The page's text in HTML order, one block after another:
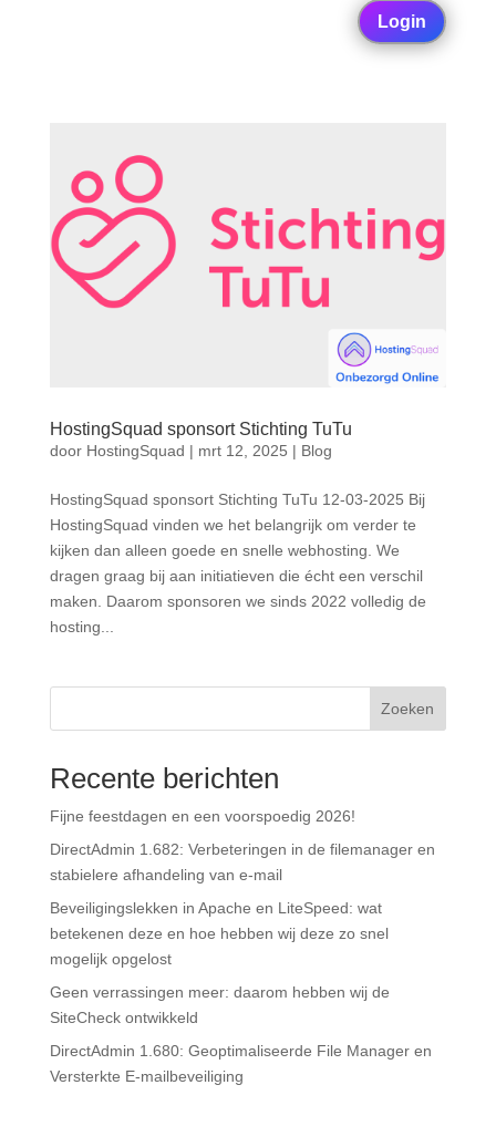
Login
HostingSquad sponsort Stichting TuTu
door HostingSquad | mrt 12, 2025 | Blog
HostingSquad sponsort Stichting TuTu 12-03-2025 Bij
HostingSquad vinden we het belangrijk om verder te
kijken dan alleen goede en snelle webhosting. We
dragen graag bij aan initiatieven die écht een verschil
maken. Daarom sponsoren we sinds 2022 volledig de
hosting...
Zoeken
Recente berichten
Fijne feestdagen en een voorspoedig 2026!
DirectAdmin 1.682: Verbeteringen in de filemanager en
stabielere afhandeling van e-mail
Beveiligingslekken in Apache en LiteSpeed: wat
betekenen deze en hoe hebben wij deze zo snel
mogelijk opgelost
Geen verrassingen meer: daarom hebben wij de
SiteCheck ontwikkeld
DirectAdmin 1.680: Geoptimaliseerde File Manager en
Versterkte E-mailbeveiliging